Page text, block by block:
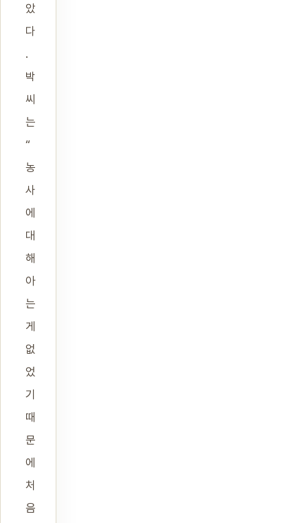
았
다
.
박
씨
는
“
농
사
에
대
해
아
는
게
없
었
기
때
문
에
처
음